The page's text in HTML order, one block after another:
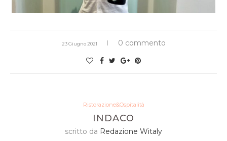
23 Giugno 2021 0 commento
Ristorazione&Ospitalità
INDACO
scritto da Redazione Witaly